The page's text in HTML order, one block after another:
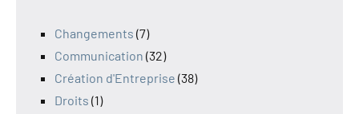
Changements (7)
Communication (32)
Création d'Entreprise (38)
Droits (1)